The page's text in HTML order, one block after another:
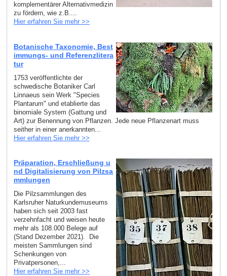
komplementärer Alternativmedizin
zu fördern, wie z.B....
Hier erfahren Sie mehr >>
Botanische Taxonomie, Best
immungs- und Referenzlitera
tur
1753 veröffentlichte der
schwedische Botaniker Carl
Linnaeus sein Werk "Species
Plantarum" und etablierte das
binomiale System (Gattung und
Art) zur Benennung von Pflanzen. Jede neue Pflanzenart muss
seither in einer anerkannten...
Hier erfahren Sie mehr >>
Präparation, Erschließung u
nd Digitalisierung von Pilzsa
mmlungen
Die Pilzsammlungen des
Karlsruher Naturkundemuseums
haben sich seit 2003 fast
verzehnfacht und weisen heute
mehr als 108.000 Belege auf
(Stand Dezember 2021). Die
meisten Sammlungen sind
Schenkungen von
Privatpersonen,...
Hier erfahren Sie mehr >>